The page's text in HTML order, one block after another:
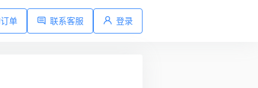
单 联系客服 登录